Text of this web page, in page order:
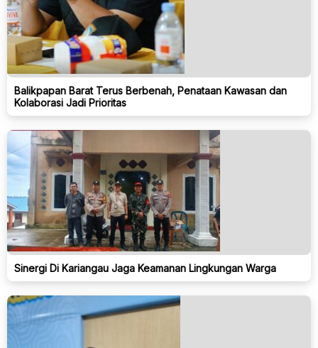
Balikpapan Barat Terus Berbenah, Penataan Kawasan dan
Kolaborasi Jadi Prioritas
Sinergi Di Kariangau Jaga Keamanan Lingkungan Warga